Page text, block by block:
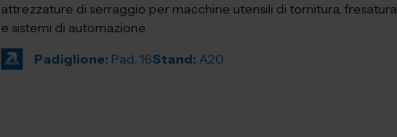
attrezzature di serraggio per macchine utensili di tornitura, fresatura
e sistemi di automazione
Padiglione: Pad. 16Stand: A20